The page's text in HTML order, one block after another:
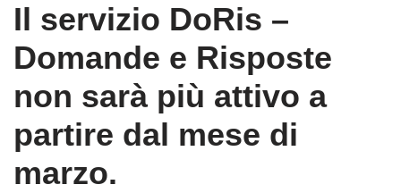
Il servizio DoRis –
Domande e Risposte
non sarà più attivo a
partire dal mese di
marzo.